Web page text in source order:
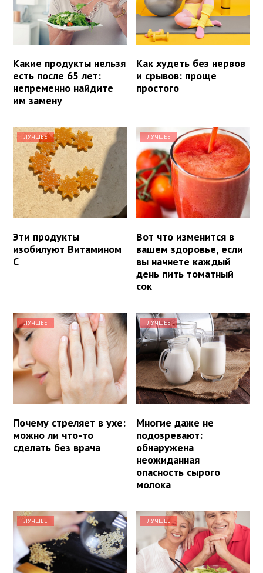
Какие продукты нельзя
есть после 65 лет:
непременно найдите
им замену
Как худеть без нервов
и срывов: проще
простого
ЛУЧШЕЕ
Эти продукты
изобилуют Витамином
С
ЛУЧШЕЕ
Вот что изменится в
вашем здоровье, если
вы начнете каждый
день пить томатный
сок
ЛУЧШЕЕ
Почему стреляет в ухе:
можно ли что-то
сделать без врача
ЛУЧШЕЕ
Многие даже не
подозревают:
обнаружена
неожиданная
опасность сырого
молока
ЛУЧШЕЕ ЛУЧШЕЕ